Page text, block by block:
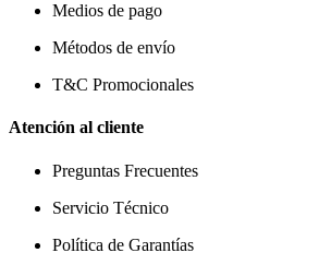
Medios de pago
Métodos de envío
T&C Promocionales
Atención al cliente
Preguntas Frecuentes
Servicio Técnico
Política de Garantías